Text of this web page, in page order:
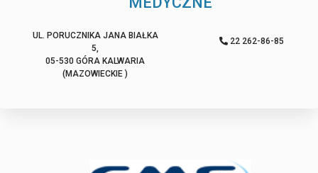
UL. PORUCZNIKA JANA BIAŁKA
5,
05-530 GÓRA KALWARIA
(MAZOWIECKIE )
22 262-86-85